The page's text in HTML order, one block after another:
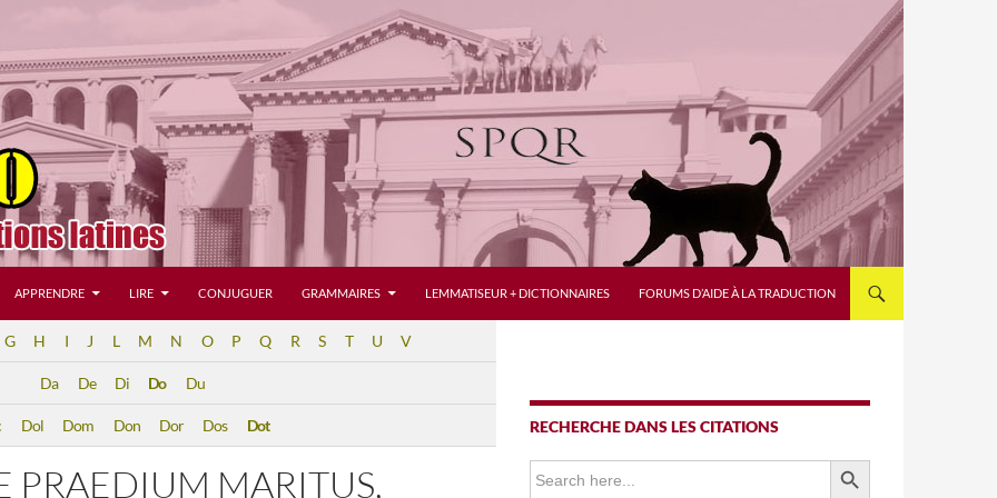
APPRENDRE LIRE CONJUGUER GRAMMAIRES LEMMATISEUR + DICTIONNAIRES FORUMS D’AIDE À LA TRADUCTION
G H I J L M N O P Q R S T U V
Da De Di Do Du
Dol Dom Don Dor Dos Dot
PRAEDIUM MARITUS,
RECHERCHE DANS LES CITATIONS
Search
for:
SEARCH BUTTON